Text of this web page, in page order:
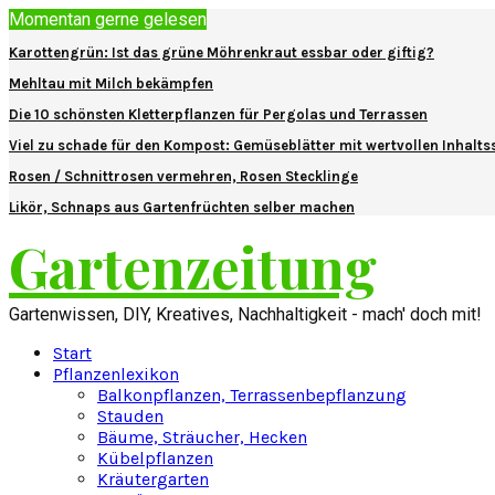
Momentan gerne gelesen
Karottengrün: Ist das grüne Möhrenkraut essbar oder giftig?
Mehltau mit Milch bekämpfen
Die 10 schönsten Kletterpflanzen für Pergolas und Terrassen
Viel zu schade für den Kompost: Gemüseblätter mit wertvollen
Rosen / Schnittrosen vermehren, Rosen Stecklinge
Likör, Schnaps aus Gartenfrüchten selber machen
Gartenzeitung
Gartenwissen, DIY, Kreatives, Nachhaltigkeit - mach' doch mit!
Start
Pflanzenlexikon
Balkonpflanzen, Terrassenbepflanzung
Stauden
Bäume, Sträucher, Hecken
Kübelpflanzen
Kräutergarten